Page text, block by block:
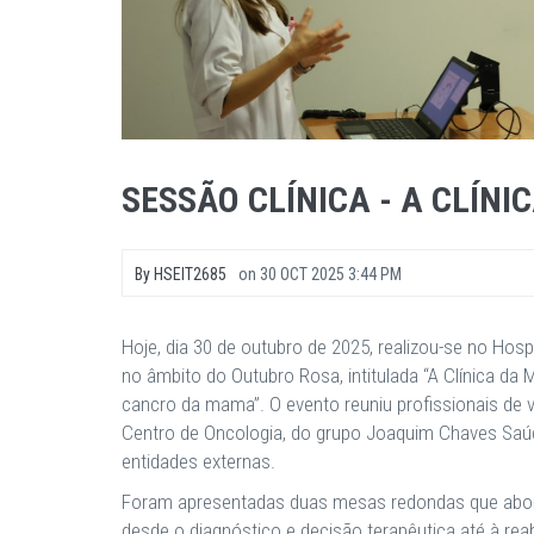
SESSÃO CLÍNICA - A
By HSEIT2685 on 30 OCT 2025 3:44 PM
Hoje, dia 30 de outubro de 2025, realizou-se no
no âmbito do Outubro Rosa, intitulada “A Clínica
cancro da mama”. O evento reuniu profissionais
Centro de Oncologia, do grupo Joaquim Chaves
entidades externas.
Foram apresentadas duas mesas redondas que